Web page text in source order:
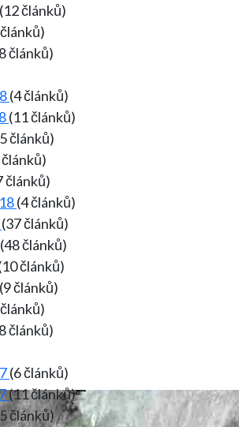
(12 článků)
článků)
(4 článků)
(11 článků)
článků)
článků)
(4 článků)
(37 článků)
(48 článků)
článků)
(9 článků)
článků)
(6 článků)
(11 článků)
článků)